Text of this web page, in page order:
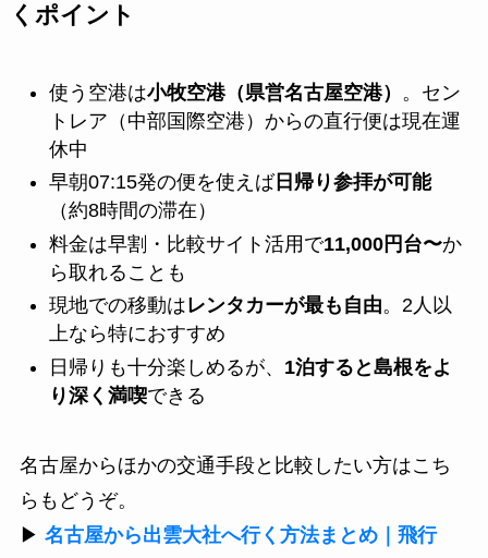
くポイント
使う空港は小牧空港（県営名古屋空港）
。セン
トレア（中部国際空港）からの直行便は現在運
休中
早朝07:15発の便を使えば日帰り参拝が可能
（約8時間の滞在）
料金は早割・比較サイト活用で11,000円台〜か
ら取れることも
現地での移動はレンタカーが最も自由。2人以
上なら特におすすめ
日帰りも十分楽しめるが、 1泊すると島根をよ
り深く満喫できる
名古屋からほかの交通手段と比較したい方はこち
らもどうぞ。
▶ 名古屋から出雲大社へ行く方法まとめ｜飛行